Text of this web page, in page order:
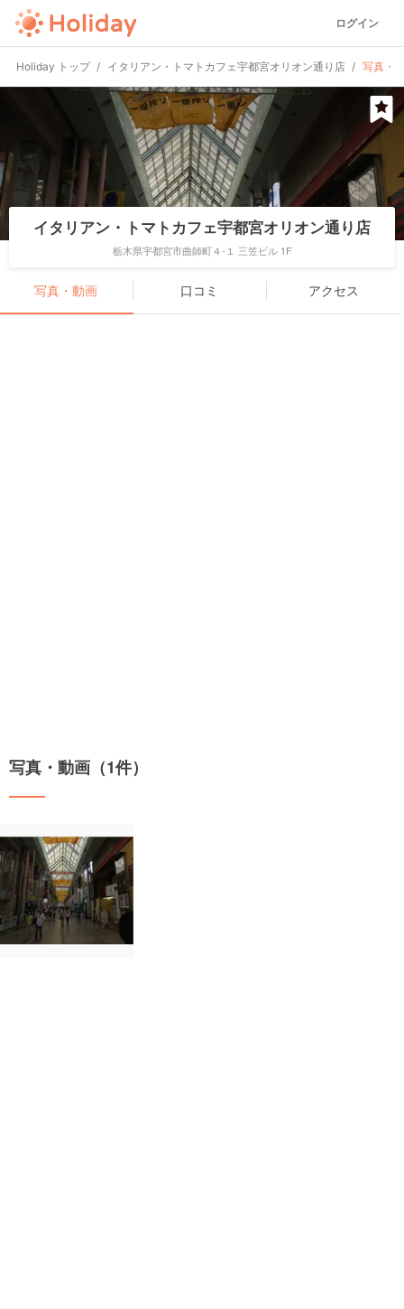
ログイン
Holiday トップ イタリアン・トマトカフェ宇都宮オリオン通り店 写真・
イタリアン・トマトカフェ宇都宮オリオン通り店
栃木県宇都宮市曲師町４-１ 三笠ビル 1F
写真・動画 口コミ アクセス
写真・動画（1件）